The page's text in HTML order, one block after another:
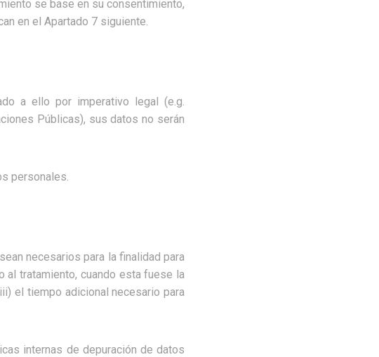
se base en su consentimiento,
en el Apartado 7 siguiente.
a ello por imperativo legal (e.g.
Públicas), sus datos no serán
personales.
necesarios para la finalidad para
al tratamiento, cuando esta fuese la
el tiempo adicional necesario para
internas de depuración de datos